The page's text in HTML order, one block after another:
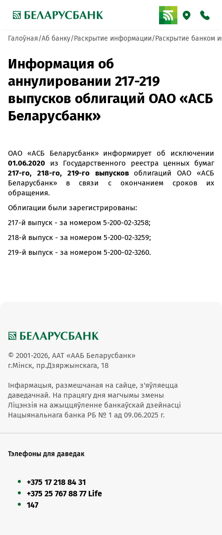
Галоўная Аб банку Раскрытие информации Раскрытие банком
Информация об
аннулировании 217-219
выпусков облигаций ОАО «АСБ
Беларусбанк»
ОАО «АСБ Беларусбанк» информирует об исключении
01.06.2020 из Государственного реестра ценных бумаг
217-го, 218-го, 219-го выпусковоблигаций ОАО «АСБ
Беларусбанк» в связи с окончанием сроков их
обращения.
Облигации были зарегистрированы:
217-й выпуск - за номером 5-200-02-3258;
218-й выпуск - за номером 5-200-02-3259;
219-й выпуск - за номером 5-200-02-3260.
© 2001-2026, ААТ «ААБ Беларусбанк»
г.Мінск, пр.Дзяржынскага, 18
Інфармацыя, размешчаная на сайце, з'яўляецца
даведачнай. На працягу дня магчымы змены
Ліцэнзія на ажыццяўленне банкаўскай дзейнасці
Нацыянальнага банка РБ № 1 ад 09.06.2025 г.
Тэлефоны для даведак
+375 17 218 84 31
+375 25 767 88 77 Life
147